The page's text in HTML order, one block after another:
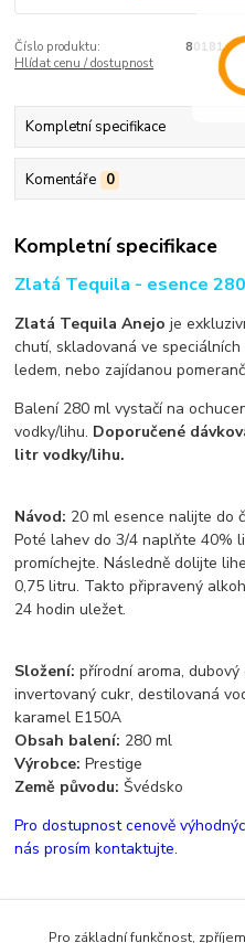
Číslo produktu:
80181
Hlídat cenu / dostupnost
Kompletní specifikace
Komentáře 0
Kompletní specifikace
Zlatá Tequila - esence
Zlatá Tequila Anejo je
chutí, skladovaná ve
ledem, nebo zajídanou
Balení 280 ml vystačí na
vodky/lihu. Doporučené
litr vodky/lihu.
Návod: 20 ml esence nalijte do
Poté lahev do 3/4 naplňte 40%
promíchejte. Následně dolijte
0,75 litru. Takto připravený
24 hodin uležet.
Složení: přírodní aroma,
invertovaný cukr, destilovaná
karamel E150A
Obsah balení: 280 ml
Výrobce: Prestige
Země původu:Švédsko
Pro dostupnost cenově
nás prosím kontaktujte.
Pro základní funkčnost,